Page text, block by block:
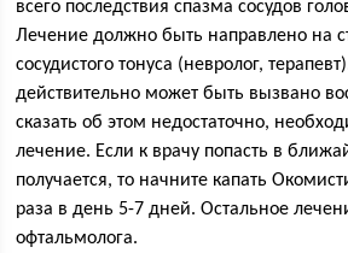
всего последствия спазма сосудов
Лечение должно быть направлено на
сосудистого тонуса (невролог,
действительно может быть вызвано
сказать об этом недостаточно,
лечение. Если к врачу попасть в
получается, то начните капать
раза в день 5-7 дней. Остальное
офтальмолога.